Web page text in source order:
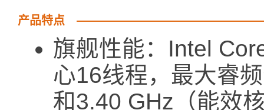
产品特点
旗舰性能：Intel
心16线程，最大睿
和3.40 GHz（能效